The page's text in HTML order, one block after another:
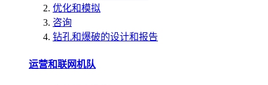
优化和模拟
咨询
钻孔和爆破的设计和报告
运营和联网机队